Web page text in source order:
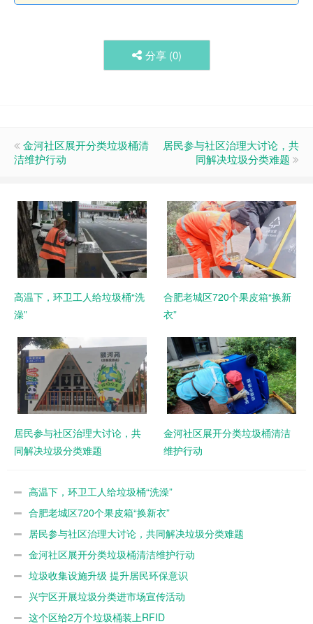
分享 (0)
金河社区展开分类垃圾桶清
洁维护行动
居民参与社区治理大讨论，共
同解决垃圾分类难题
高温下，环卫工人给垃圾桶“洗
澡”
合肥老城区720个果皮箱“换新
衣”
居民参与社区治理大讨论，共
同解决垃圾分类难题
金河社区展开分类垃圾桶清洁
维护行动
高温下，环卫工人给垃圾桶“洗澡”
合肥老城区720个果皮箱“换新衣”
居民参与社区治理大讨论，共同解决垃圾分类难题
金河社区展开分类垃圾桶清洁维护行动
垃圾收集设施升级 提升居民环保意识
兴宁区开展垃圾分类进市场宣传活动
这个区给2万个垃圾桶装上RFID